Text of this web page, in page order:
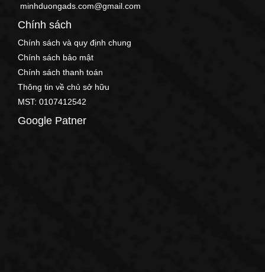
minhduongads.com@gmail.com
Chính sách
Chính sách và quy định chung
Chính sách bảo mật
Chính sách thanh toán
Thông tin về chủ sở hữu
MST: 0107412542
Google Patner